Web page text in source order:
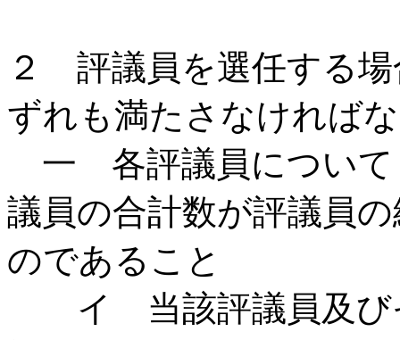
２ 評議員を選任する
ずれも満たさなければ
一 各評議員について
議員の合計数が評議員
のであること
イ 当該評議員及び